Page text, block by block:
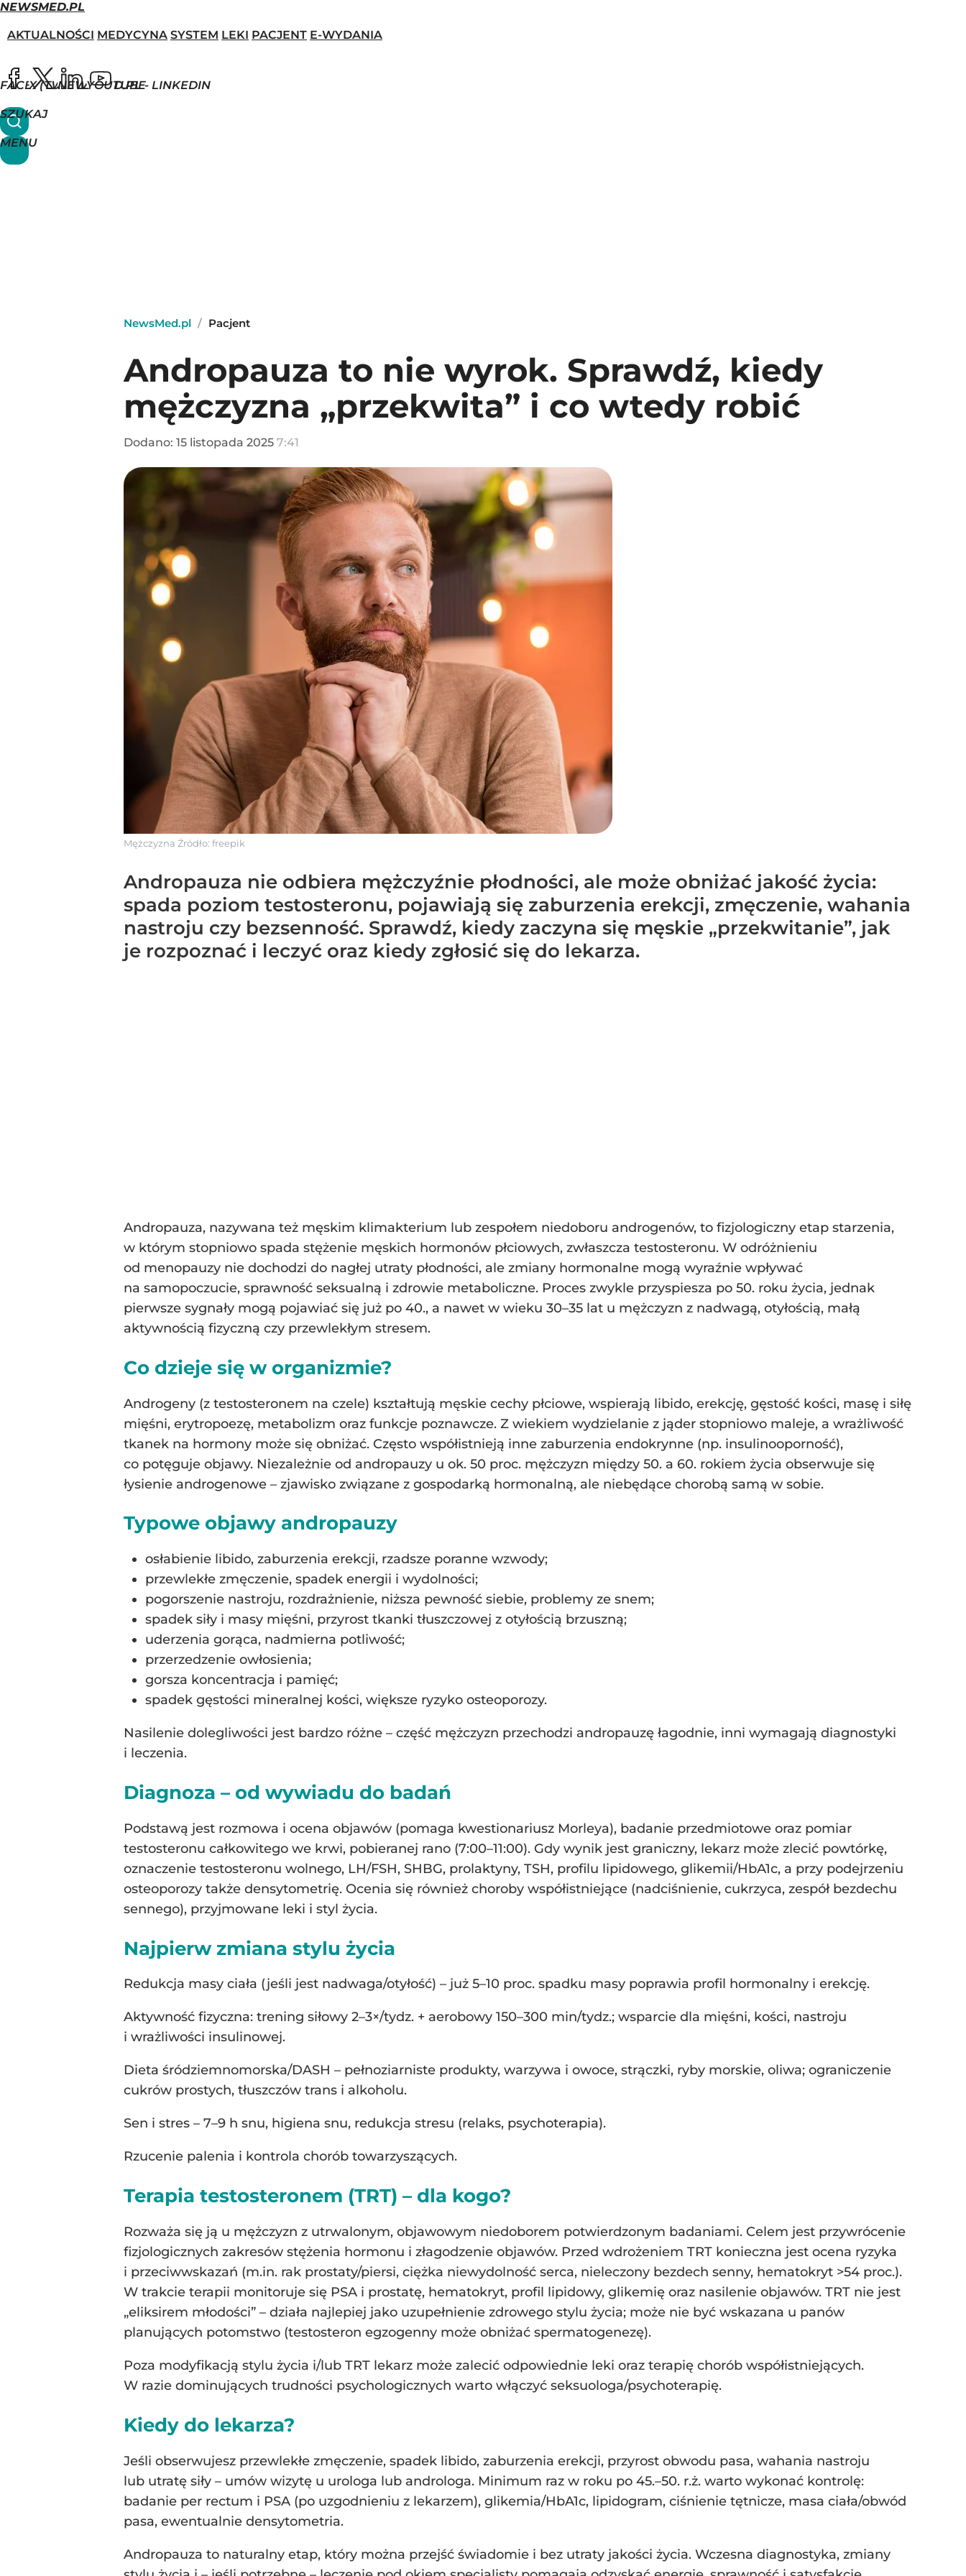
NEWSMED.PL
AKTUALNOŚCI MEDYCYNA SYSTEM LEKI PACJENT E-WYDANIA
FACEBOOK
X (TWITTER)
NEWSMED.PL - LINKEDIN
YOUTUBE
SZUKAJ
MENU
NewsMed.pl / Pacjent
Andropauza to nie wyrok. Sprawdź, kiedy
mężczyzna „przekwita” i co wtedy robić
Dodano: 15 listopada 2025 7:41
Mężczyzna Źródło: freepik
Andropauza nie odbiera mężczyźnie płodności, ale może obniżać jakość życia:
spada poziom testosteronu, pojawiają się zaburzenia erekcji, zmęczenie, wahania
nastroju czy bezsenność. Sprawdź, kiedy zaczyna się męskie „przekwitanie”, jak
je rozpoznać i leczyć oraz kiedy zgłosić się do lekarza.
Andropauza, nazywana też męskim klimakterium lub zespołem niedoboru androgenów, to fizjologiczny etap starzenia,
w którym stopniowo spada stężenie męskich hormonów płciowych, zwłaszcza testosteronu. W odróżnieniu
od menopauzy nie dochodzi do nagłej utraty płodności, ale zmiany hormonalne mogą wyraźnie wpływać
na samopoczucie, sprawność seksualną i zdrowie metaboliczne. Proces zwykle przyspiesza po 50. roku życia, jednak
pierwsze sygnały mogą pojawiać się już po 40., a nawet w wieku 30–35 lat u mężczyzn z nadwagą, otyłością, małą
aktywnością fizyczną czy przewlekłym stresem.
Co dzieje się w organizmie?
Androgeny (z testosteronem na czele) kształtują męskie cechy płciowe, wspierają libido, erekcję, gęstość kości, masę i siłę
mięśni, erytropoezę, metabolizm oraz funkcje poznawcze. Z wiekiem wydzielanie z jąder stopniowo maleje, a wrażliwość
tkanek na hormony może się obniżać. Często współistnieją inne zaburzenia endokrynne (np. insulinooporność),
co potęguje objawy. Niezależnie od andropauzy u ok. 50 proc. mężczyzn między 50. a 60. rokiem życia obserwuje się
łysienie androgenowe – zjawisko związane z gospodarką hormonalną, ale niebędące chorobą samą w sobie.
Typowe objawy andropauzy
osłabienie libido, zaburzenia erekcji, rzadsze poranne wzwody;
przewlekłe zmęczenie, spadek energii i wydolności;
pogorszenie nastroju, rozdrażnienie, niższa pewność siebie, problemy ze snem;
spadek siły i masy mięśni, przyrost tkanki tłuszczowej z otyłością brzuszną;
uderzenia gorąca, nadmierna potliwość;
przerzedzenie owłosienia;
gorsza koncentracja i pamięć;
spadek gęstości mineralnej kości, większe ryzyko osteoporozy.
Nasilenie dolegliwości jest bardzo różne – część mężczyzn przechodzi andropauzę łagodnie, inni wymagają diagnostyki
i leczenia.
Diagnoza – od wywiadu do badań
Podstawą jest rozmowa i ocena objawów (pomaga kwestionariusz Morleya), badanie przedmiotowe oraz pomiar
testosteronu całkowitego we krwi, pobieranej rano (7:00–11:00). Gdy wynik jest graniczny, lekarz może zlecić powtórkę,
oznaczenie testosteronu wolnego, LH/FSH, SHBG, prolaktyny, TSH, profilu lipidowego, glikemii/HbA1c, a przy podejrzeniu
osteoporozy także densytometrię. Ocenia się również choroby współistniejące (nadciśnienie, cukrzyca, zespół bezdechu
sennego), przyjmowane leki i styl życia.
Najpierw zmiana stylu życia
Redukcja masy ciała (jeśli jest nadwaga/otyłość) – już 5–10 proc. spadku masy poprawia profil hormonalny i erekcję.
Aktywność fizyczna: trening siłowy 2–3×/tydz. + aerobowy 150–300 min/tydz.; wsparcie dla mięśni, kości, nastroju
i wrażliwości insulinowej.
Dieta śródziemnomorska/DASH – pełnoziarniste produkty, warzywa i owoce, strączki, ryby morskie, oliwa; ograniczenie
cukrów prostych, tłuszczów trans i alkoholu.
Sen i stres – 7–9 h snu, higiena snu, redukcja stresu (relaks, psychoterapia).
Rzucenie palenia i kontrola chorób towarzyszących.
Terapia testosteronem (TRT) – dla kogo?
Rozważa się ją u mężczyzn z utrwalonym, objawowym niedoborem potwierdzonym badaniami. Celem jest przywrócenie
fizjologicznych zakresów stężenia hormonu i złagodzenie objawów. Przed wdrożeniem TRT konieczna jest ocena ryzyka
i przeciwwskazań (m.in. rak prostaty/piersi, ciężka niewydolność serca, nieleczony bezdech senny, hematokryt >54 proc.).
W trakcie terapii monitoruje się PSA i prostatę, hematokryt, profil lipidowy, glikemię oraz nasilenie objawów. TRT nie jest
„eliksirem młodości” – działa najlepiej jako uzupełnienie zdrowego stylu życia; może nie być wskazana u panów
planujących potomstwo (testosteron egzogenny może obniżać spermatogenezę).
Poza modyfikacją stylu życia i/lub TRT lekarz może zalecić odpowiednie leki oraz terapię chorób współistniejących.
W razie dominujących trudności psychologicznych warto włączyć seksuologa/psychoterapię.
Kiedy do lekarza?
Jeśli obserwujesz przewlekłe zmęczenie, spadek libido, zaburzenia erekcji, przyrost obwodu pasa, wahania nastroju
lub utratę siły – umów wizytę u urologa lub androloga. Minimum raz w roku po 45.–50. r.ż. warto wykonać kontrolę:
badanie per rectum i PSA (po uzgodnieniu z lekarzem), glikemia/HbA1c, lipidogram, ciśnienie tętnicze, masa ciała/obwód
pasa, ewentualnie densytometria.
Andropauza to naturalny etap, który można przejść świadomie i bez utraty jakości życia. Wczesna diagnostyka, zmiany